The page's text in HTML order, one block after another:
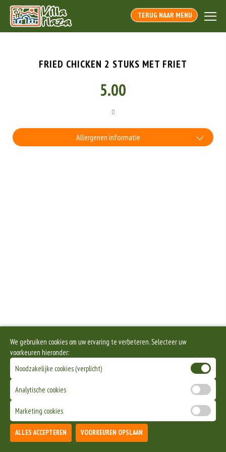
TERUG NAAR MENU
FRIED CHICKEN 2 STUKS MET FRIET
5.00
0
Allergenen informatie
We gebruiken cookies om uw ervaring te verbeteren. Selecteer uw
voorkeuren hieronder:
Noodzakelijke cookies (verplicht)
Analytische cookies
Marketing cookies
ALLES ACCEPTEREN VOORKEUREN OPSLAAN